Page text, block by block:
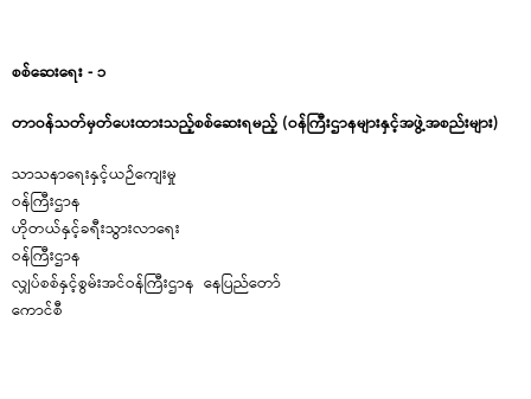
စစ်ဆေးရေး - ၁
တာဝန်သတ်မှတ်ပေးထားသည့်စစ်ဆေးရမည့် (ဝန်ကြီးဌာနများနှင့်အဖွဲ့အစည်းများ)
သာသနာရေးနှင့်ယဉ်ကျေးမှု
ဝန်က
ဟိုတယ်နှင့်ခရီးသွားလာရေး
ဝန်က
လျှပ်စစ်နှင့်စွမ်းအင်ဝန်ကြီးဌာန နေပြည်တော်
ကေ